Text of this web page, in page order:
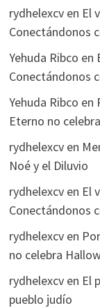
rydhelexcven El
Conectándonos
Yehuda Ribco en
Conectándonos
Yehuda Ribco en
Eterno no
rydhelexcven
Noé y el Diluvio
rydhelexcven El
Conectándonos
rydhelexcven
no celebra
rydhelexcven El
pueblo judío